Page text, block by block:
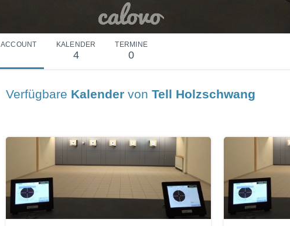
ACCOUNT KALENDER
4
TERMINE
0
Verfügbare Kalender von Tell Holzschwang